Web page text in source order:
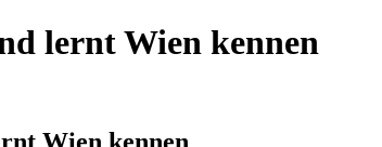
lernt Wien kennen
Wien kennen